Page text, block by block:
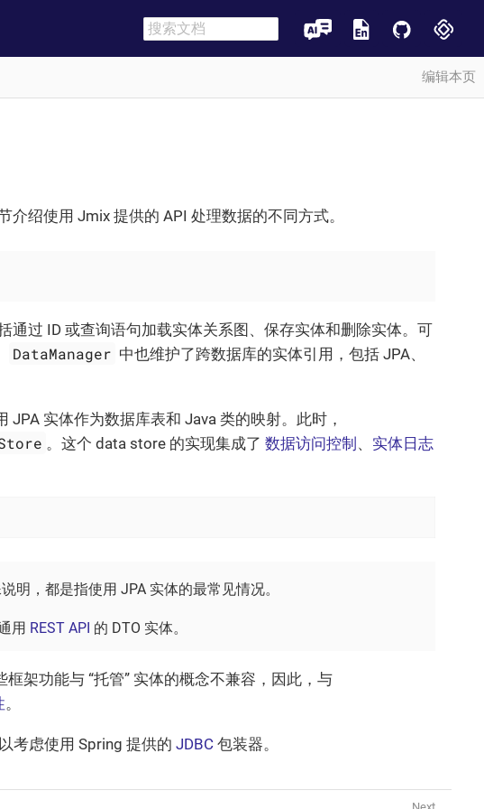
编辑本页
介绍使用 Jmix 提供的 API 处理数据的不同方式。
通过 ID 或查询语句加载实体关系图、保存实体和删除实体。可
DataManager 中也维护了跨数据库的实体引用，包括 JPA、
实体作为数据库表和 Java 类的映射。此时，
。这个 data store 的实现集成了数据访问控制 、 实体日志
明，都是指使用 JPA 实体的最常见情况。
用 REST API 的 DTO 实体。
框架功能与 “托管” 实体的概念不兼容，因此，与
。
考虑使用 Spring 提供的 JDBC 包装器。